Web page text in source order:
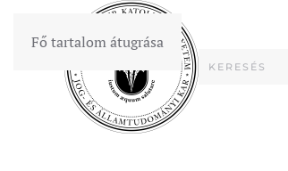
Fő tartalom átugrása